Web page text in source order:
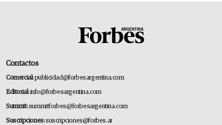
Contactos
Comercial:publicidad@forbesargentina.com
Editorial:info@forbesargentina.com
Summit:summitforbes@forbesargentina.com
Suscripciones:suscripciones@forbes.ar